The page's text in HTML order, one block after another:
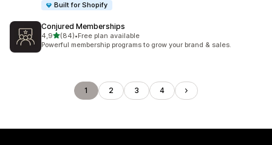
Built for Shopify
Conjured Memberships
4,95 yıldız üzerinden
(84)
toplam 84 değerlendirme
•Free plan available
Powerful membership programs to grow your brand & sales.
1 2 3 4